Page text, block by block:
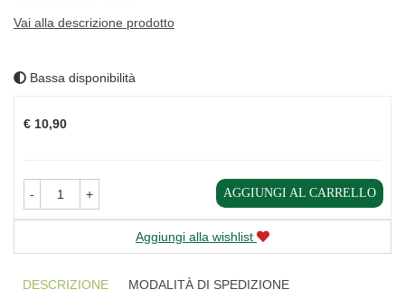
Vai alla descrizione prodotto
Bassa disponibilità
€ 10,90
- + AGGIUNGI AL CARRELLO
Aggiungi alla wishlist
DESCRIZIONE
MODALITÀ DI SPEDIZIONE